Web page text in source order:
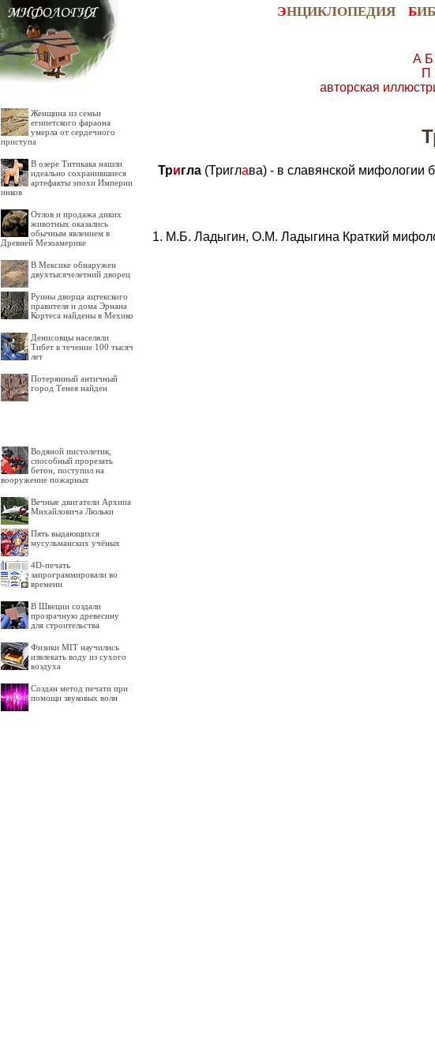
ЭНЦИКЛОПЕДИЯ Б
Женщина из семьи
египетского фараона
умерла от сердечного
приступа
В озере Титикака нашли
идеально сохранившиеся
артефакты эпохи Империи
инков
Отлов и продажа диких
животных оказались
обычным явлением в
Древней Мезоамерике
В Мексике обнаружен
двухтысячелетний дворец
Руины дворца ацтекского
правителя и дома Эрнана
Кортеса найдены в Мехико
Денисовцы населяли
Тибет в течение 100 тысяч
лет
Потерянный античный
город Тенея найден
Водяной пистолетик,
способный прорезать
бетон, поступил на
вооружение пожарных
Вечные двигатели Архипа
Михайловича Люльки
Пять выдающихся
мусульманских учёных
4D-печать
запрограммировали во
времени
В Швеции создали
прозрачную древесину
для строительства
Физики MIT научились
извлекать воду из сухого
воздуха
Создан метод печати при
помощи звуковых волн
А Б
П
авторская
Тригла (Триглава) - в славянской мифологии
М.Б. Ладыгин, О.М. Ладыгина Краткий